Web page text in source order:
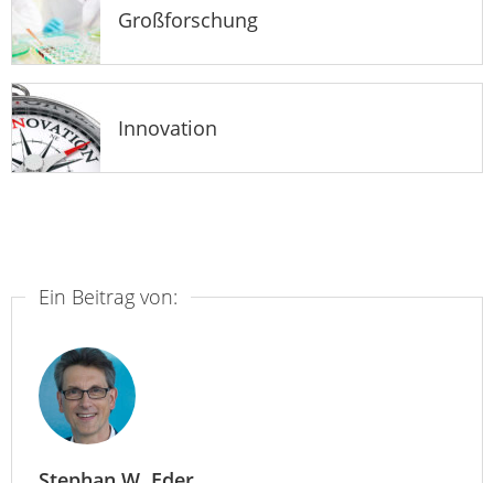
Großforschung
Innovation
Ein Beitrag von: